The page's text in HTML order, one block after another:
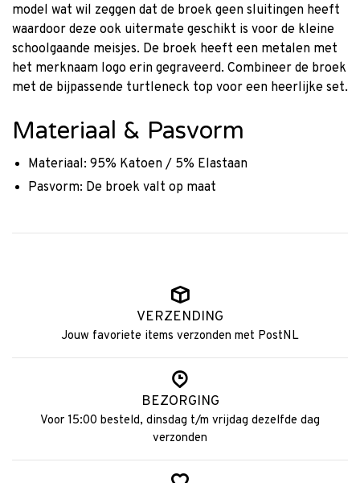
model wat wil zeggen dat de broek geen sluitingen heeft
waardoor deze ook uitermate geschikt is voor de kleine
schoolgaande meisjes. De broek heeft een metalen met
het merknaam logo erin gegraveerd. Combineer de broek
met de bijpassende turtleneck top voor een heerlijke set.
Materiaal & Pasvorm
Materiaal: 95% Katoen / 5% Elastaan
Pasvorm: De broek valt op maat
VERZENDING
Jouw favoriete items verzonden met PostNL
BEZORGING
Voor 15:00 besteld, dinsdag t/m vrijdag dezelfde dag
verzonden